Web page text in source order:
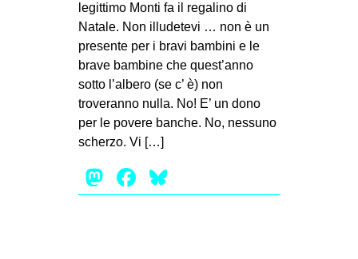
CSOA LAMBRETTA
MSM
STUDENTI TSUNAMI
ZAM
MILANO
SPAZI
legittimo Monti fa il regalino di
Natale. Non illudetevi … non è un
presente per i bravi bambini e le
brave bambine che quest’anno
sotto l’albero (se c’ è) non
troveranno nulla. No! E’ un dono
per le povere banche. No, nessuno
scherzo. Vi […]
Mastodon
Facebook